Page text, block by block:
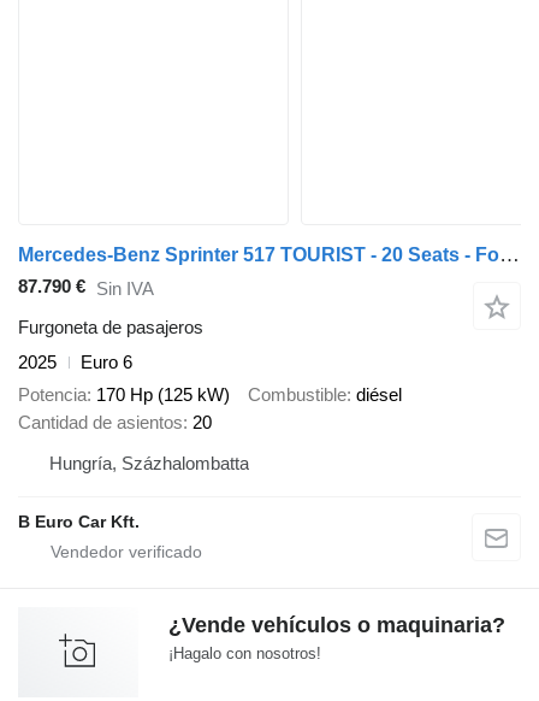
Mercedes-Benz Sprinter 517 TOURIST - 20 Seats - For order
87.790 € Sin IVA
Furgoneta de pasajeros
2025
Euro 6
Potencia 170 Hp (125 kW) Combustible diésel
Cantidad de asientos 20
Hungría, Százhalombatta
B Euro Car Kft.
¿Vende vehículos o maquinaria?
¡Hagalo con nosotros!